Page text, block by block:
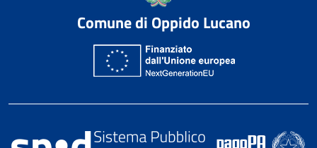
Comune di Oppido Lucano